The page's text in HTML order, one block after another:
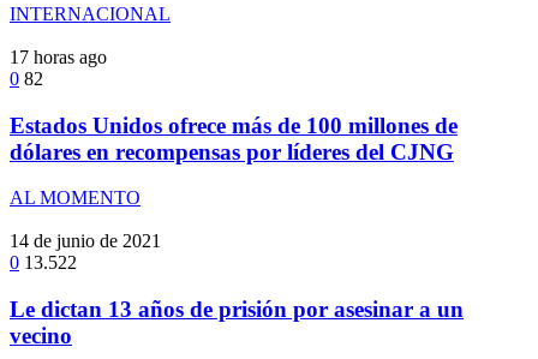
INTERNACIONAL
17 horas ago
0 82
Estados Unidos ofrece más de 100 millones de
dólares en recompensas por líderes del CJNG
AL MOMENTO
14 de junio de 2021
0 13.522
Le dictan 13 años de prisión por asesinar a un
vecino